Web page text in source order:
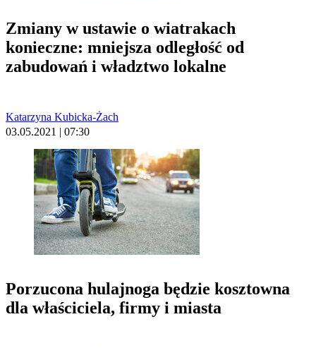
Zmiany w ustawie o wiatrakach
konieczne: mniejsza odległość od
zabudowań i władztwo lokalne
Katarzyna Kubicka-Żach
03.05.2021 | 07:30
Porzucona hulajnoga będzie kosztowna
dla właściciela, firmy i miasta